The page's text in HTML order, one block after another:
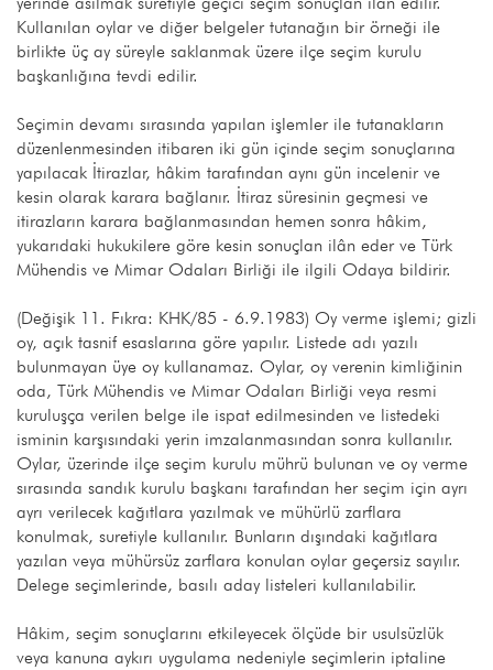
Kullanılan oylar ve diğer belgeler tutanağın bir örneği ile
birlikte üç ay süreyle saklanmak üzere ilçe seçim kurulu
başkanlığına tevdi edilir.
Seçimin devamı sırasında yapılan işlemler ile tutanakların
düzenlenmesinden itibaren iki gün içinde seçim sonuçlarına
yapılacak İtirazlar, hâkim tarafından aynı gün incelenir ve
kesin olarak karara bağlanır. İtiraz süresinin geçmesi ve
itirazların karara bağlanmasından hemen sonra hâkim,
yukarıdaki hukukilere göre kesin sonuçlan ilân eder ve Türk
Mühendis ve Mimar Odaları Birliği ile ilgili Odaya bildirir.
(Değişik 11. Fıkra: KHK/85 - 6.9.1983) Oy verme işlemi; gizli
oy, açık tasnif esaslarına göre yapılır. Listede adı yazılı
bulunmayan üye oy kullanamaz. Oylar, oy verenin kimliğinin
oda, Türk Mühendis ve Mimar Odaları Birliği veya resmi
kuruluşça verilen belge ile ispat edilmesinden ve listedeki
isminin karşısındaki yerin imzalanmasından sonra kullanılır.
Oylar, üzerinde ilçe seçim kurulu mührü bulunan ve oy verme
sırasında sandık kurulu başkanı tarafından her seçim için ayrı
ayrı verilecek kağıtlara yazılmak ve mühürlü zarflara
konulmak, suretiyle kullanılır. Bunların dışındaki kağıtlara
yazılan veya mühürsüz zarflara konulan oylar geçersiz sayılır.
Delege seçimlerinde, basılı aday listeleri kullanılabilir.
Hâkim, seçim sonuçlarını etkileyecek ölçüde bir usulsüzlük
veya kanuna aykırı uygulama nedeniyle seçimlerin iptaline